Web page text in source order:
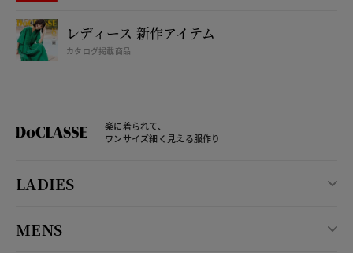
レディース 新作アイテム
カタログ掲載商品
楽に着られて、
ワンサイズ細く見える服作り
LADIES
MENS